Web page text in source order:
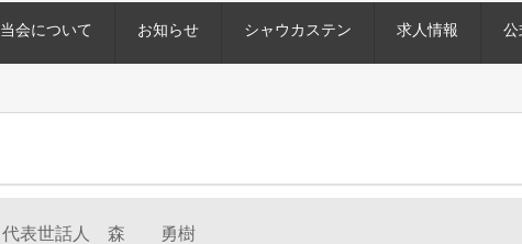
当会について お知らせ シャウカステン 求人情報 公
代表世話人 森 勇樹